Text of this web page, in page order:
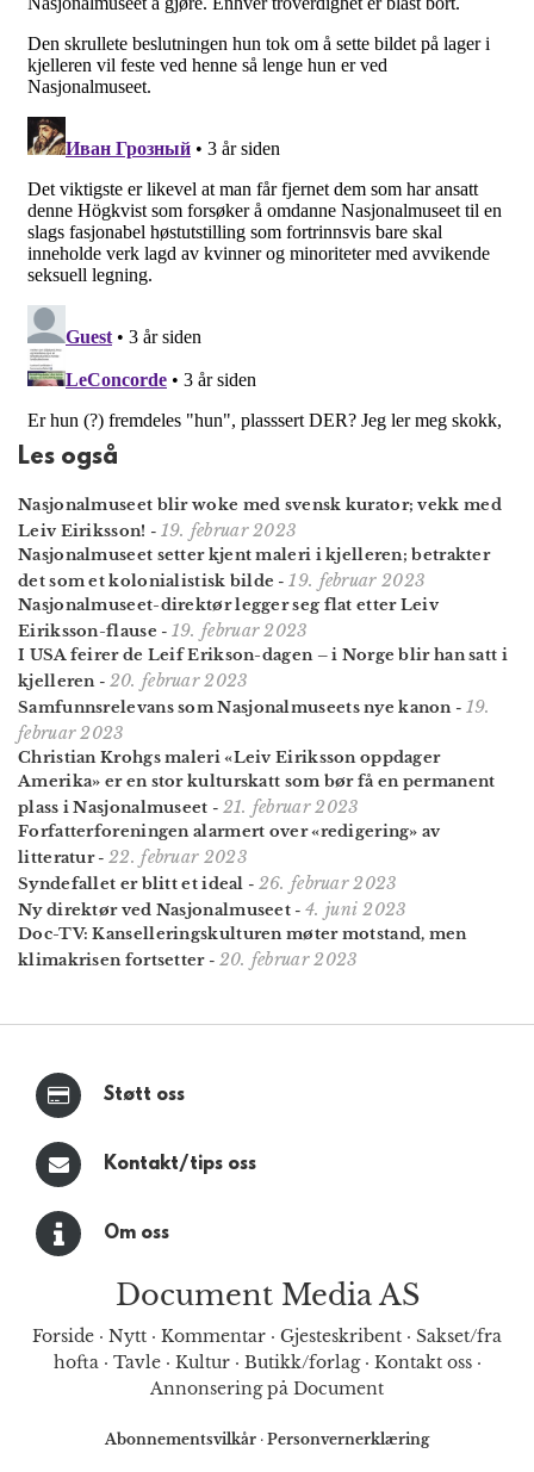
Les også
Nasjonalmuseet blir woke med svensk kurator; vekk med
Leiv Eiriksson! - 19. februar 2023
Nasjonalmuseet setter kjent maleri i kjelleren; betrakter
det som et kolonialistisk bilde -19. februar 2023
Nasjonalmuseet-direktør legger seg flat etter Leiv
Eiriksson-flause - 19. februar 2023
I USA feirer de Leif Erikson-dagen – i Norge blir han satt i
kjelleren- 20. februar 2023
Samfunns­relevans som Nasjonal­museets nye kanon- 19.
februar 2023
Christian Krohgs maleri «Leiv Eiriksson oppdager
Amerika» er en stor kultur­skatt som bør få en permanent
plass i Nasjonal­museet - 21. februar 2023
Forfatterforeningen alarmert over «redigering» av
litteratur- 22. februar 2023
Syndefallet er blitt et ideal - 26. februar 2023
Ny direktør ved Nasjonalmuseet - 4. juni 2023
Doc-TV: Kansellerings­kulturen møter motstand, men
klimakrisen fortsetter- 20. februar 2023
Støtt oss
Kontakt/tips oss
Om oss
Document Media AS
Forside · Nytt · Kommentar · Gjesteskribent · Sakset/fra
hofta· Tavle· Kultur· Butikk/forlag· Kontakt oss·
Annonsering på Document
Abonnementsvilkår · Personvernerklæring